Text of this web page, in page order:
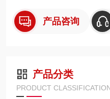
产品咨询
产品分类
PRODUCT